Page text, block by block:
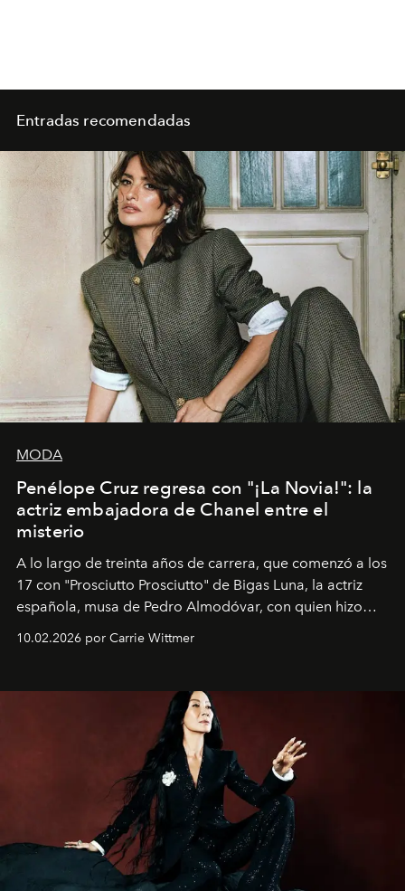
Entradas recomendadas
MODA
Penélope Cruz regresa con "¡La Novia!": la
actriz embajadora de Chanel entre el
misterio
A lo largo de treinta años de carrera, que comenzó a los
17 con "Prosciutto Prosciutto" de Bigas Luna, la actriz
española, musa de Pedro Almodóvar, con quien hizo
Barcelona", ha dividido su tiempo entre Europa y
dirigida por Maggie Gyllenhaal.
10.02.2026 por Carrie Wittmer